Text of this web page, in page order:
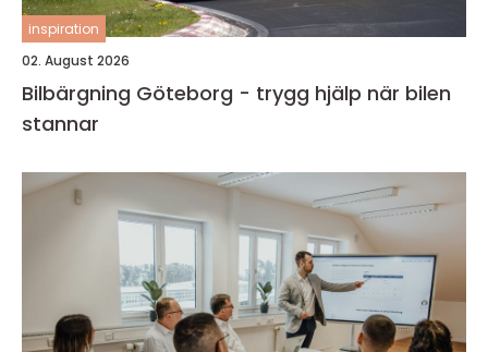
inspiration
02. August 2026
Bilbärgning Göteborg - trygg hjälp när bilen
stannar